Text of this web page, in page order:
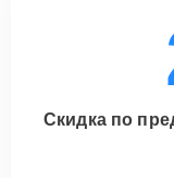
Скидка по